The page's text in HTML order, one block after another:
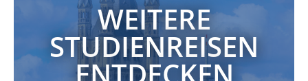
WEITERE
STUDIENREISEN